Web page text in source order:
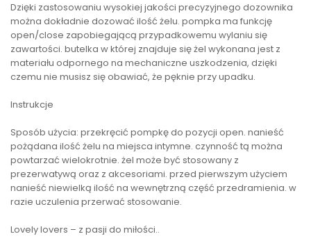
Dzięki zastosowaniu wysokiej jakości precyzyjnego dozownika
można dokładnie dozować ilość żelu. pompka ma funkcję
open/close zapobiegającą przypadkowemu wylaniu się
zawartości. butelka w której znajduje się żel wykonana jest z
materiału odpornego na mechaniczne uszkodzenia, dzięki
czemu nie musisz się obawiać, że pęknie przy upadku.
Instrukcje
Sposób użycia: przekręcić pompkę do pozycji open. nanieść
pożądana ilość żelu na miejsca intymne. czynność tą można
powtarzać wielokrotnie. żel może być stosowany z
prezerwatywą oraz z akcesoriami. przed pierwszym użyciem
nanieść niewielką ilość na wewnętrzną część przedramienia. w
razie uczulenia przerwać stosowanie.
Lovely lovers – z pasji do miłości..